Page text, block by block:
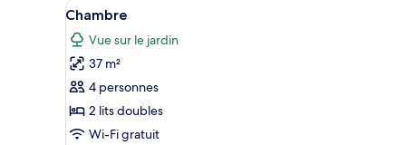
pour
les
chambres
Afficher
toutes
les
photos
pour
ce
type
7
Chambre
Vue sur le jardin
37 m²
4 personnes
2 lits doubles
Wi-Fi gratuit